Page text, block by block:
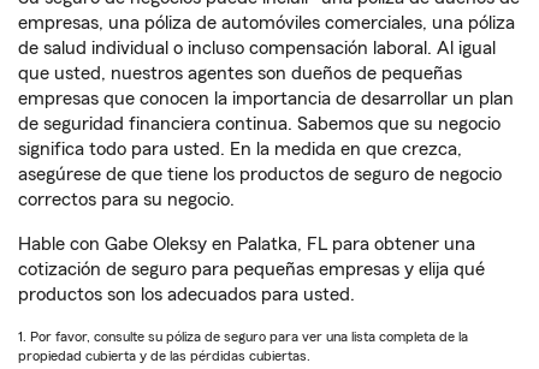
empresas, una póliza de automóviles comerciales, una póliza
de salud individual o incluso compensación laboral. Al igual
que usted, nuestros agentes son dueños de pequeñas
empresas que conocen la importancia de desarrollar un plan
de seguridad financiera continua. Sabemos que su negocio
significa todo para usted. En la medida en que crezca,
asegúrese de que tiene los productos de seguro de negocio
correctos para su negocio.
Hable con Gabe Oleksy en Palatka, FL para obtener una
cotización de seguro para pequeñas empresas y elija qué
productos son los adecuados para usted.
1. Por favor, consulte su póliza de seguro para ver una lista completa de la
propiedad cubierta y de las pérdidas cubiertas.